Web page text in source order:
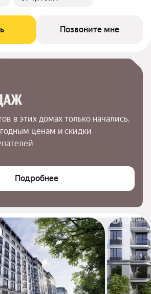
Позвоните мне
в этих домах только начались.
ценам и скидки
Подробнее